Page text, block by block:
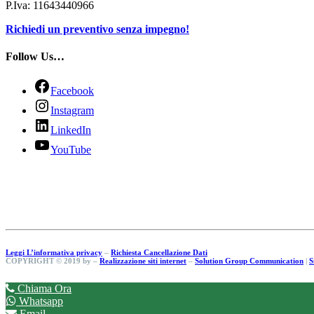
P.Iva: 11643440966
Richiedi un preventivo senza impegno!
Follow Us…
Facebook
Instagram
LinkedIn
YouTube
Leggi L’informativa privacy – Richiesta Cancellazione Dati
COPYRIGHT © 2019 by – Realizzazione siti internet – Solution Group Communication |
Chiama Ora
Whatsapp